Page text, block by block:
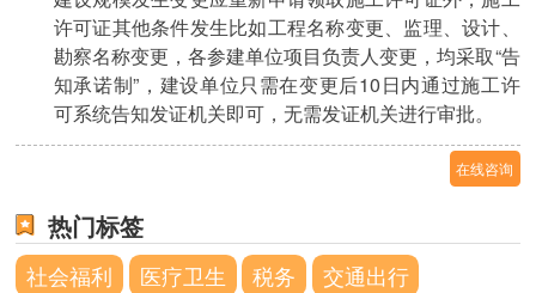
许可证其他条件发生比如工程名称变更、监理、设计、
勘察名称变更，各参建单位项目负责人变更，均采取“告
知承诺制”，建设单位只需在变更后10日内通过施工许
可系统告知发证机关即可，无需发证机关进行审批。
在线咨询
热门标签
社会福利 医疗卫生 税务 交通出行